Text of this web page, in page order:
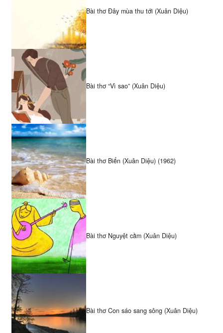
Bài thơ Đây mùa thu tới (Xuân Diệu)
Bài thơ “Vì sao” (Xuân Diệu)
Bài thơ Biển (Xuân Diệu) (1962)
Bài thơ Nguyệt cầm (Xuân Diệu)
Bài thơ Con sáo sang sông (Xuân Diệu)